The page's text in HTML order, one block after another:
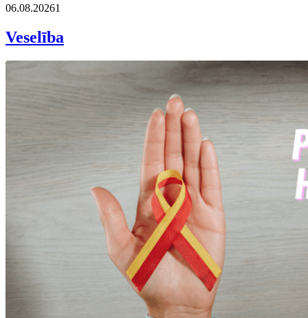
06.08.20261
Veselība